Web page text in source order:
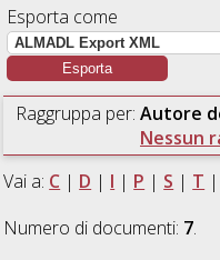
Esporta come
Raggruppa per: Autore
Nessun
Vai a: C | D | I | P | S | T
Numero di documenti: 7.